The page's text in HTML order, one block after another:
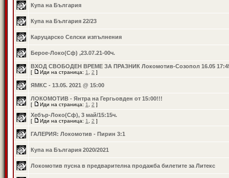
Купа на България
Купа на България 22/23
Каруцарско Селски изпълнения
Берое-Локо(Сф) ,23.07.21-00ч.
ВХОД СВОБОДЕН ВРЕМЕ ЗА ПРАЗНИК Локомотив-Созопол 16.05
[ Иди на страница: 1 2 ]
ЯМКС - 13.05. 2021 @ 15:00
ЛОКОМОТИВ - Янтра на Гергьовден от 15:00!!!
[ Иди на страница: 1 2 ]
Хебър-Локо(Сф), 3 май/15:15ч.
[ Иди на страница: 1 2 ]
ГАЛЕРИЯ: Локомотив - Пирин 3:1
Купа на България 2020/2021
Локомотив пусна в предварителна продажба билетите за Литекс